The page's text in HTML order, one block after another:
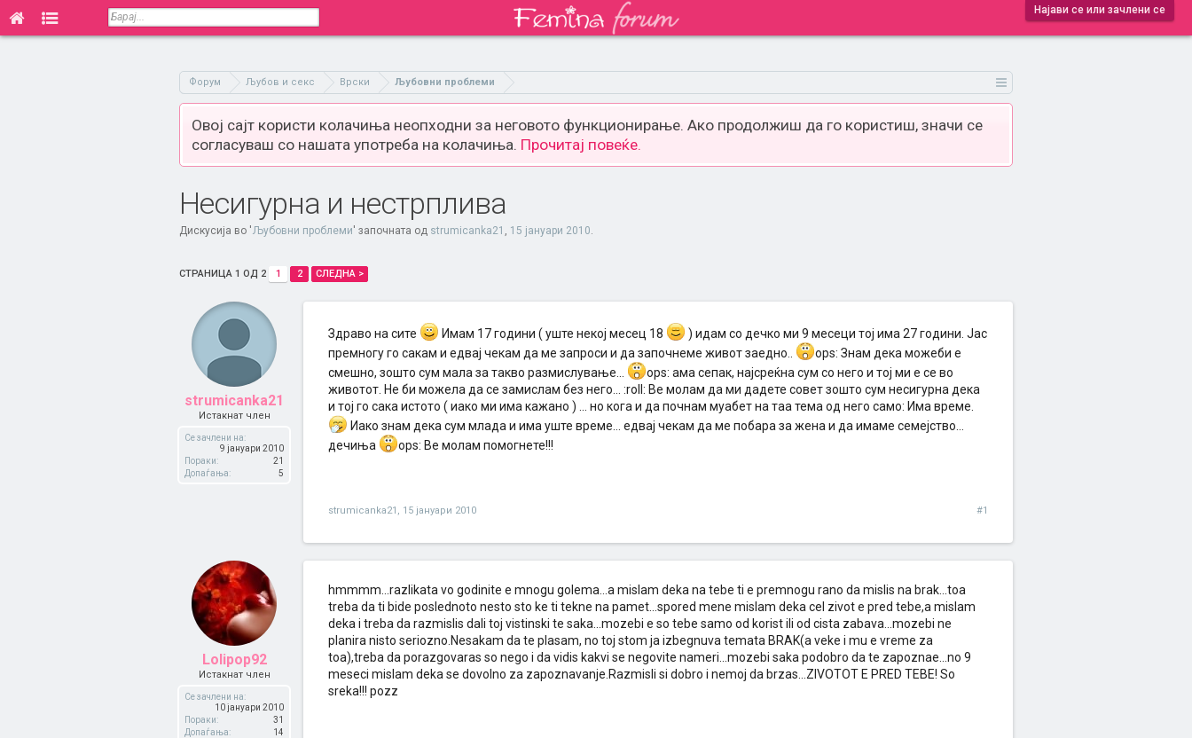
Најави се или зачлени се
Форум Љубов и секс Врски Љубовни проблеми
Овој сајт користи колачиња неопходни за неговото функционирање. Ако продолжиш да го користиш, значи се
согласуваш со нашата употреба на колачиња. Прочитај повеќе.
Несигурна и нестрплива
Дискусија во 'Љубовни проблеми' започната од strumicanka21 , 15 јануари 2010.
СТРАНИЦА 1 ОД 2 1 2 СЛЕДНА >
strumicanka21
Истакнат член
Се зачлени на:
9 јануари 2010
Пораки:
21
Допаѓања:
5
Здраво на сите Имам 17 години ( уште некој месец 18
) идам со дечко ми 9 месеци тој има 27 години. Јас
премногу го сакам и едвај чекам да ме запроси и да започнеме живот заедно..
ops: Знам дека можеби е
смешно, зошто сум мала за такво размислување...
ops: ама сепак, најсреќна сум со него и тој ми е се во
животот. Не би можела да се замислам без него... :roll: Ве молам да ми дадете совет зошто сум несигурна дека
и тој го сака истото ( иако ми има кажано ) ... но кога и да почнам муабет на таа тема од него само: Има време.
Иако знам дека сум млада и има уште време... едвај чекам да ме побара за жена и да имаме семејство...
дечиња
ops: Ве молам помогнете!!!
strumicanka21 , 15 јануари 2010 #1
Lolipop92
Истакнат член
Се зачлени на:
10 јануари 2010
Пораки:
31
Допаѓања:
14
hmmmm...razlikata vo godinite e mnogu golema...a mislam deka na tebe ti e premnogu rano da mislis na brak...toa
treba da ti bide poslednoto nesto sto ke ti tekne na pamet...spored mene mislam deka cel zivot e pred tebe,a mislam
deka i treba da razmislis dali toj vistinski te saka...mozebi e so tebe samo od korist ili od cista zabava...mozebi ne
planira nisto seriozno.Nesakam da te plasam, no toj stom ja izbegnuva temata BRAK(a veke i mu e vreme za
toa),treba da porazgovaras so nego i da vidis kakvi se negovite nameri...mozebi saka podobro da te zapoznae...no 9
meseci mislam deka se dovolno za zapoznavanje.Razmisli si dobro i nemoj da brzas...ZIVOTOT E PRED TEBE! So
sreka!!! pozz